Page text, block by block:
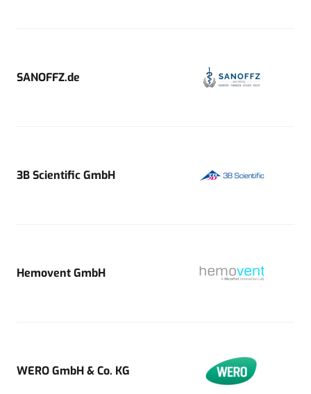
SANOFFZ.de
3B Scientific GmbH
Hemovent GmbH
WERO GmbH & Co. KG